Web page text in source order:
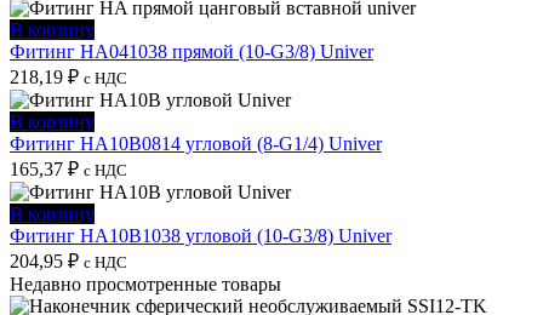
В корзину
Фитинг HA041038 прямой (10-G3/8) Univer
218,19 ₽ с НДС
В корзину
Фитинг HA10B0814 угловой (8-G1/4) Univer
165,37 ₽ с НДС
В корзину
Фитинг HA10B1038 угловой (10-G3/8) Univer
204,95 ₽ с НДС
Недавно просмотренные товары